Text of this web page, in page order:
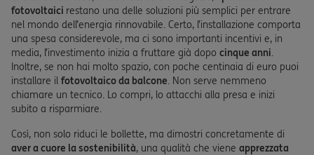
fotovoltaici restano una delle soluzioni più semplici per entrare
nel mondo dell’energia rinnovabile. Certo, l’installazione comporta
una spesa considerevole, ma ci sono importanti incentivi e, in
media, l’investimento inizia a fruttare già dopo cinque anni.
Inoltre, se non hai molto spazio, con poche centinaia di euro puoi
installare il fotovoltaico da balcone. Non serve nemmeno
chiamare un tecnico. Lo compri, lo attacchi alla presa e inizi
subito a risparmiare.
Così, non solo riduci le bollette, ma dimostri concretamente di
aver a cuore la sostenibilità, una qualità che viene apprezzata